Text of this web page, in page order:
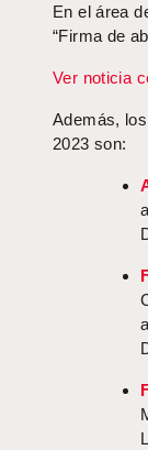
En el área
“Firma de
Ver noticia
Además,
2023 son: